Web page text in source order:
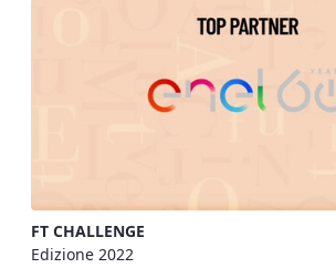
FT CHALLENGE
Edizione 2022